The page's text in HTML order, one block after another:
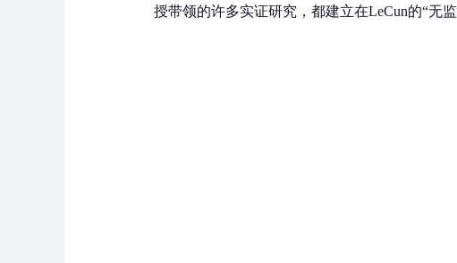
授带领的许多实证研究，都建立在LeCun的“无